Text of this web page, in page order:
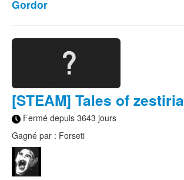
Gordor
[STEAM] Tales of zestiria
Fermé depuis 3643 jours
Gagné par : Forseti